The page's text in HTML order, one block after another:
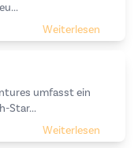
Weiterlesen
umfasst ein
Star...
Weiterlesen